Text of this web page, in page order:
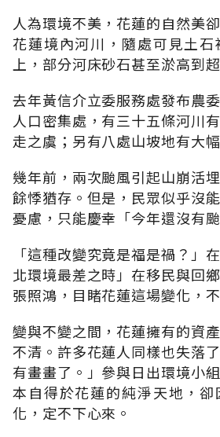
人為環境不美，花蓮的自然美
花蓮境內河川，隨處可見土
上，部分河床砂石甚至淤高到
去年黃信介立委服務處發布農
人口密集處，有三十五條河川
走之虞；另有八處山坡地有大
幾年前，兩次颱風引起山崩活
餘悸猶存。但是，民眾似乎沒
憂慮，只能慶幸「今年還沒有
「這種改變究竟是福是禍？」
北環境最差之時」在移民與回
張照鴻，目睹花蓮這場變化，
變與不變之間，花蓮擁有的資
不清。許多花蓮人同樣也失落
有畫畫了。」參與日出環境小
本自得於花蓮的純淨天地，
化，定不下心來。